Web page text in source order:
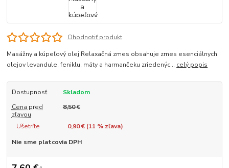
Ohodnotiť produkt
Masážny a kúpeľový olej Relaxačná zmes obsahuje zmes esenciálnych
olejov levandule, feniklu, mäty a harmančeku zriedenýc... celý popis
Dostupnosť
Skladom
Cena pred
zľavou
8,50 €
Ušetríte 0,90 € (11 % zľava)
Nie sme platcovia DPH